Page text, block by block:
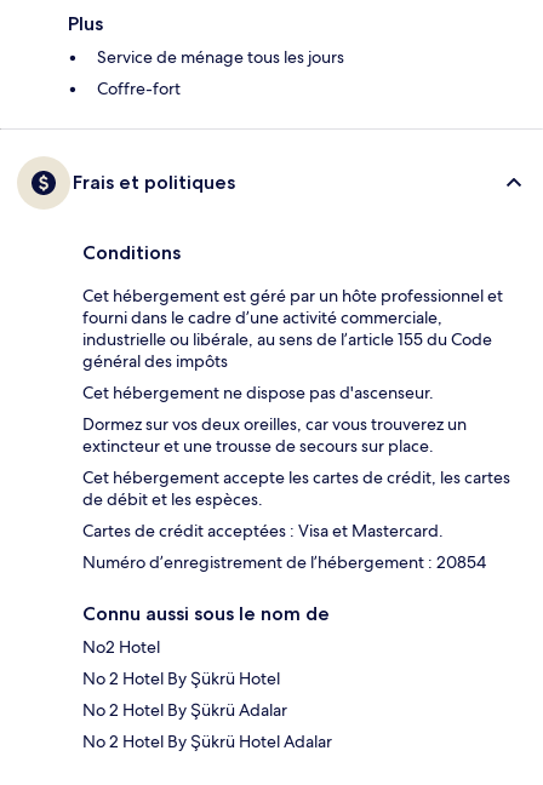
Plus
Service de ménage tous les jours
Coffre-fort
Frais et politiques
Conditions
Cet hébergement est géré par un hôte professionnel et
fourni dans le cadre d’une activité commerciale,
industrielle ou libérale, au sens de l’article 155 du Code
général des impôts
Cet hébergement ne dispose pas d'ascenseur.
Dormez sur vos deux oreilles, car vous trouverez un
extincteur et une trousse de secours sur place.
Cet hébergement accepte les cartes de crédit, les cartes
de débit et les espèces.
Cartes de crédit acceptées : Visa et Mastercard.
Numéro d’enregistrement de l’hébergement : 20854
Connu aussi sous le nom de
No2 Hotel
No 2 Hotel By Şükrü Hotel
No 2 Hotel By Şükrü Adalar
No 2 Hotel By Şükrü Hotel Adalar